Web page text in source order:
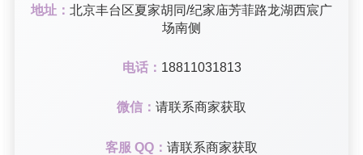
地址： 北京丰台区夏家胡同/纪家庙芳菲路龙湖西宸广
场南侧
电话： 18811031813
微信： 请联系商家获取
客服 QQ： 请联系商家获取